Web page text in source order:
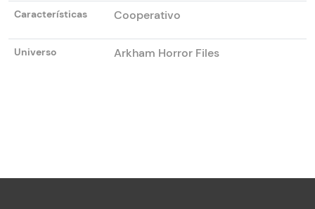
Características Cooperativo
Universo Arkham Horror Files